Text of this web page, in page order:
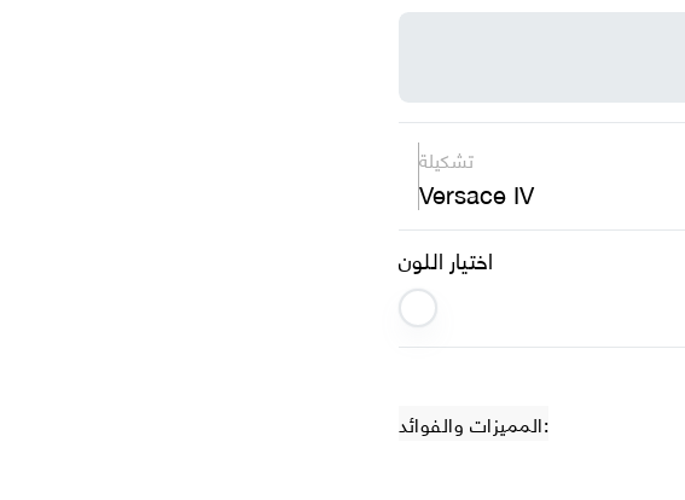
تشكيلة
Versace IV
اختيار اللون
المميزات والفوائد: